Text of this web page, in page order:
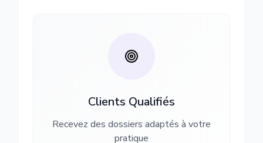
Clients Qualifiés
Recevez des dossiers adaptés à votre
pratique